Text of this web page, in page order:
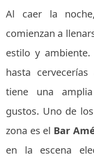
Al caer la
comienzan a
estilo y
hasta cervecerías
tiene una
gustos. Uno de
zona es el Bar
en la escena